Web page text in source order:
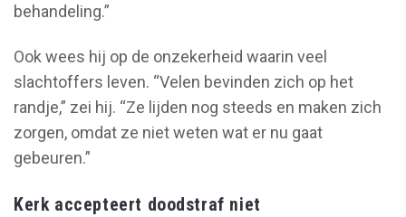
behandeling.”
Ook wees hij op de onzekerheid waarin veel
slachtoffers leven. “Velen bevinden zich op het
randje,” zei hij. “Ze lijden nog steeds en maken zich
zorgen, omdat ze niet weten wat er nu gaat
gebeuren.”
Kerk accepteert doodstraf niet